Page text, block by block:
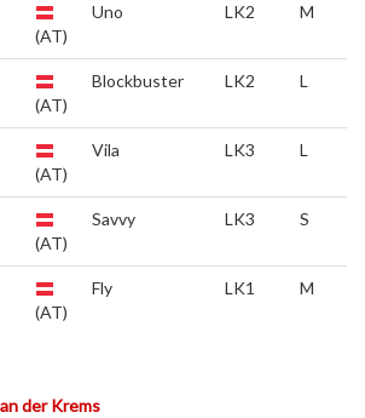
(AT)
Uno LK2 M
(AT)
Blockbuster LK2 L
(AT)
Vila LK3 L
(AT)
Savvy LK3 S
(AT)
Fly LK1 M
der Krems